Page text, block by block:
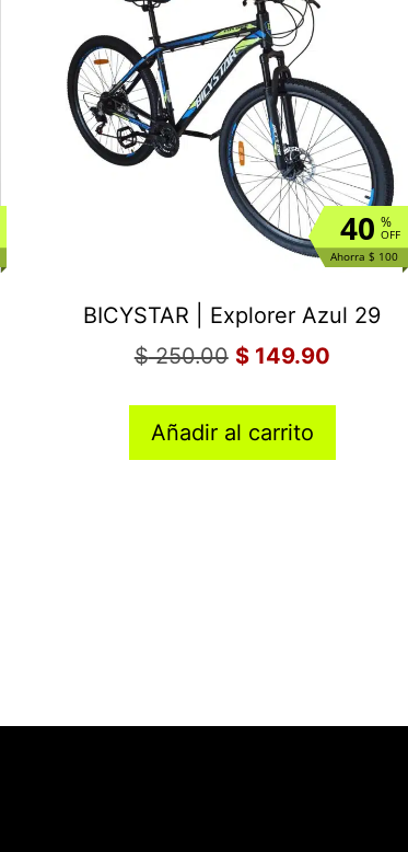
%
OFF
40
Ahorra $ 100
BICYSTAR | Explorer Azul 29
$250.00 $149.90
Añadir al carrito